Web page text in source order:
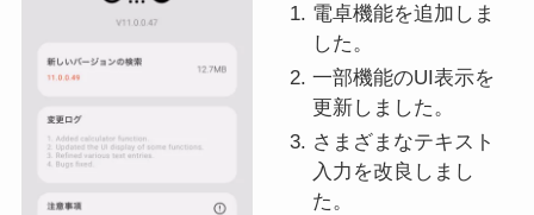
電卓機能を追加しま
した。
一部機能のUI表示を
更新しました。
さまざまなテキスト
入力を改良しまし
た。